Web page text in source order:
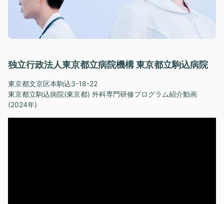
独立行政法人東京都立病院機構 東京都立駒込病院
東京都文京区本駒込3-18-22
東京都立駒込病院(東京都) 外科専門研修プログラム紹介動画
(2024年)